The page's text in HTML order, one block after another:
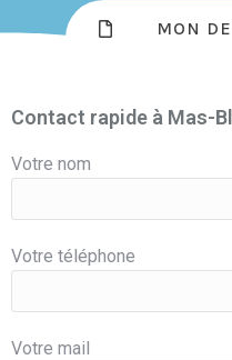
MON
Contact rapide à Mas-
Votre nom
Votre téléphone
Votre mail